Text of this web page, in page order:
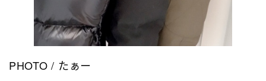
PHOTO / たぁー